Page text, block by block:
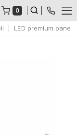
0
LED premium panel